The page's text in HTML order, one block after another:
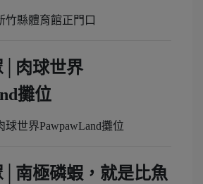
│肉球世界
攤位
│南極磷蝦，就是比魚